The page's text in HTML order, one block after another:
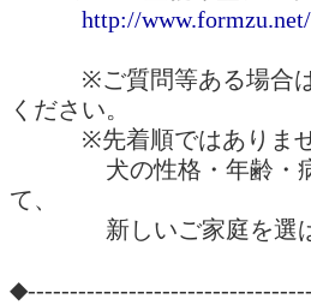
http://
※ご質問等ある場合は
ください。
※先着順ではありま
犬の性格・年齢・病気
て、
新しいご家庭を選ば